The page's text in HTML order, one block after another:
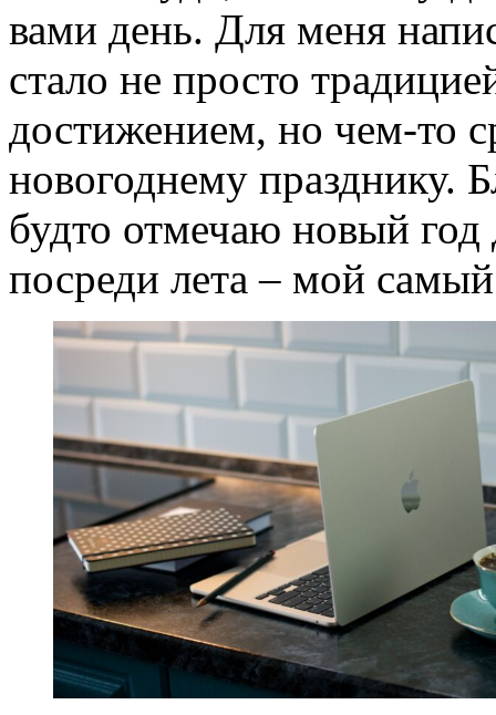
вами день. Для меня
стало не просто
достижением, но чем-то
новогоднему празднику.
будто отмечаю новый год
посреди лета – мой